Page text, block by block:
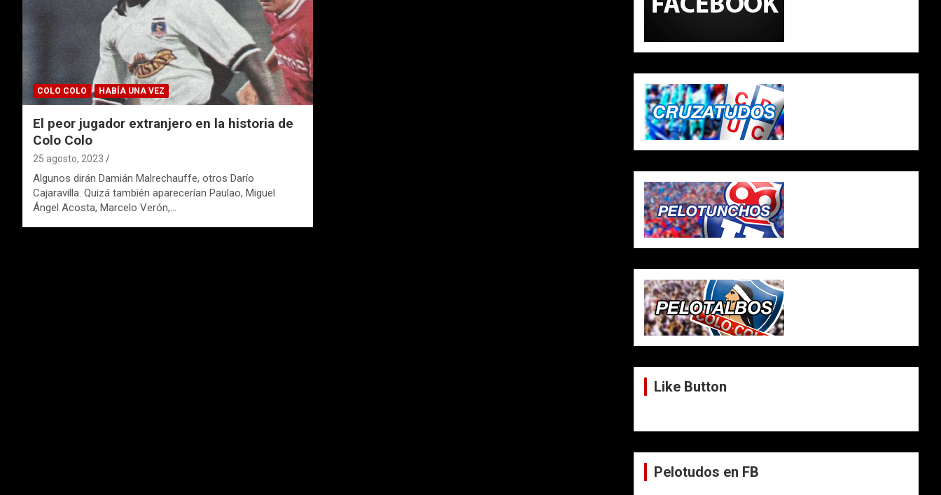
COLO COLO HABÍA UNA VEZ
El peor jugador extranjero en la historia de
Colo Colo
25 agosto, 2023
Algunos dirán Damián Malrechauffe, otros Darío
Cajaravilla. Quizá también aparecerían Paulao, Miguel
Ángel Acosta, Marcelo Verón,…
Like Button
Pelotudos en FB